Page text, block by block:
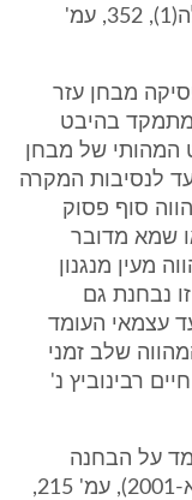
בע"מ נ' רם עבודות עפר בע"מ, פ"ד לה(1), 352, עמ'
מבחן עזר
מתמקד בהיבט
המהותי של מבחן
לנסיבות המקרה
סוף פסוק
שמא מדובר
מעין מנגנון
נבחנת גם
עצמאי העומד
שלב זמני
בקביעת הסעד הסופי (ע"א 1386/02 חיים רבינוביץ נ'
על הבחנה
מסובכת זו בספרו "הבוררות" (תשס"א-2001), עמ' 215,